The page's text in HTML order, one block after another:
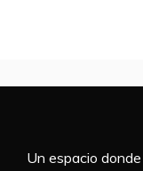
Un espacio